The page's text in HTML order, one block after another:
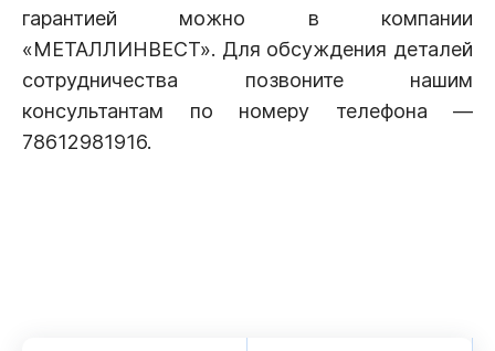
гарантией можно в компании
«МЕТАЛЛИНВЕСТ». Для обсуждения деталей
сотрудничества позвоните нашим
консультантам по номеру телефона —
78612981916.